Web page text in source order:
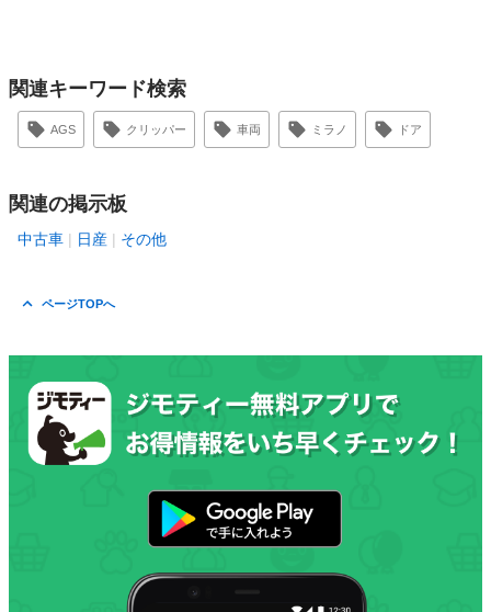
関連キーワード検索
AGS クリッパー 車両 ミラノ ドア
関連の掲示板
中古車 日産 その他
ページTOPへ